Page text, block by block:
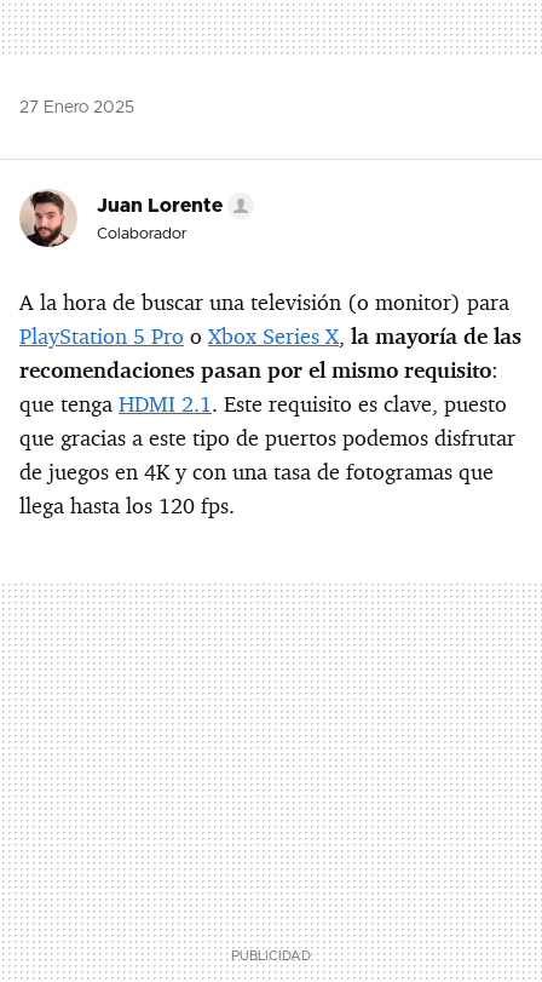
27 Enero 2025
Juan Lorente
Colaborador
A la hora de buscar una televisión (o monitor) para
PlayStation 5 Pro oXbox Series X, la mayoría de las
recomendaciones pasan por el mismo requisito:
que tenga HDMI 2.1. Este requisito es clave, puesto
que gracias a este tipo de puertos podemos disfrutar
de juegos en 4K y con una tasa de fotogramas que
llega hasta los 120 fps.